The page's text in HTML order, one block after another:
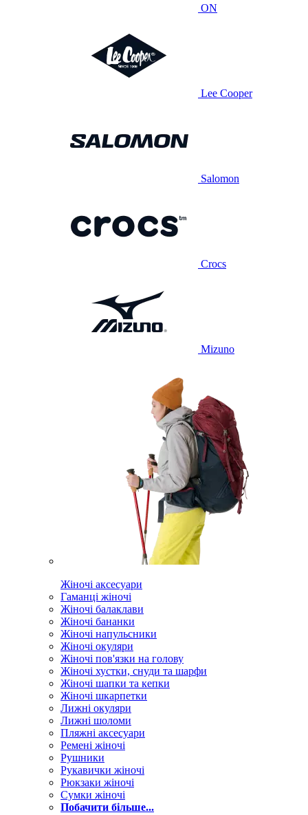
ON
Lee Cooper
Salomon
Crocs
Mizuno
Жіночі аксесуари
Гаманці жіночі
Жіночі балаклави
Жіночі бананки
Жіночі напульсники
Жіночі окуляри
Жіночі пов'язки на голову
Жіночі хустки, снуди та шарфи
Жіночі шапки та кепки
Жіночі шкарпетки
Лижні окуляри
Лижні шоломи
Пляжні аксесуари
Ремені жіночі
Рушники
Рукавички жіночі
Рюкзаки жіночі
Сумки жіночі
Побачити більше...